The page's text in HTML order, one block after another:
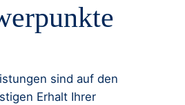
sind auf den
Erhalt Ihrer